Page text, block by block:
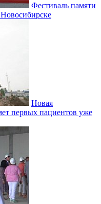
Фестиваль памяти
Новая
первых пациентов уже